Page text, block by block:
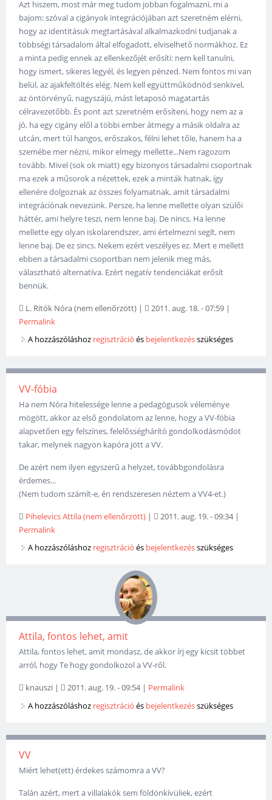
Azt hiszem, most már meg tudom jobban fogalmazni, mi a
bajom: szóval a cigányok integrációjában azt szeretném elérni,
hogy az identitásuk megtartásával alkalmazkodni tudjanak a
többségi társadalom által elfogadott, elviselhető normákhoz. Ez
a minta pedig ennek az ellenkezőjét erősíti: nem kell tanulni,
hogy ismert, sikeres legyél, és legyen pénzed. Nem fontos mi van
belül, az ajakfeltöltés elég. Nem kell együttműködnöd senkivel,
az öntörvényű, nagyszájú, mást letaposó magatartás
célravezetőbb. És pont azt szeretném erősíteni, hogy nem az a
jó, ha egy cigány elől a többi ember átmegy a másik oldalra az
utcán, mert túl hangos, erőszakos, félni lehet tőle, hanem ha a
szemébe mer nézni, mikor elmegy mellette...Nem ragozom
tovább. Mivel (sok ok miatt) egy bizonyos társadalmi csoportnak
ma ezek a műsorok a nézettek, ezek a minták hatnak, így
ellenére dolgoznak az összes folyamatnak, amit társadalmi
integrációnak nevezünk. Persze, ha lenne mellette olyan szülői
háttér, ami helyre teszi, nem lenne baj. De nincs. Ha lenne
mellette egy olyan iskolarendszer, ami értelmezni segít, nem
lenne baj. De ez sincs. Nekem ezért veszélyes ez. Mert e mellett
ebben a társadalmi csoportban nem jelenik meg más,
választható alternatíva. Ezért negatív tendenciákat erősít
bennük.
L. Ritók Nóra (nem ellenőrzött) | 2011. aug. 18. - 07:59 |
Permalink
A hozzászóláshoz regisztráció és bejelentkezésszükséges
VV-fóbia
Ha nem Nóra hitelessége lenne a pedagógusok véleménye
mögött, akkor az első gondolatom az lenne, hogy a VV-fóbia
alapvetően egy felszínes, felelősséghárító gondolkodásmódot
takar, melynek nagyon kapóra jött a VV.
De azért nem ilyen egyszerű a helyzet, továbbgondolásra
érdemes...
(Nem tudom számít-e, én rendszeresen néztem a VV4-et.)
Pihelevics Attila (nem ellenőrzött) | 2011. aug. 19. - 09:34|
Permalink
A hozzászóláshoz regisztráció és bejelentkezésszükséges
Attila, fontos lehet, amit
Attila, fontos lehet, amit mondasz, de akkor írj egy kicsit többet
arról, hogy Te hogy gondolkozol a VV-ről.
knauszi | 2011. aug. 19. - 09:54| Permalink
A hozzászóláshoz regisztráció és bejelentkezésszükséges
VV
Miért lehet(ett) érdekes számomra a VV?
Talán azért, mert a villalakók sem földönkívüliek, ezért